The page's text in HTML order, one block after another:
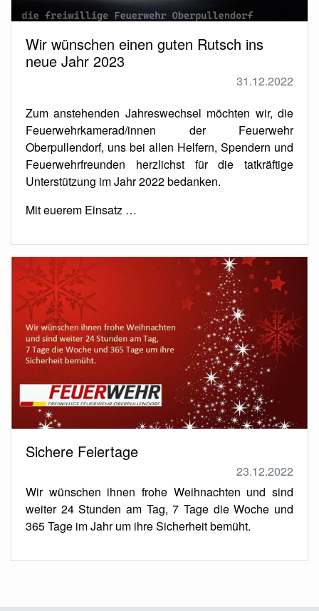
Wir wünschen einen guten Rutsch ins
neue Jahr 2023
31.12.2022
Zum anstehenden Jahreswechsel möchten wir, die
Feuerwehrkamerad/innen der Feuerwehr
Oberpullendorf, uns bei allen Helfern, Spendern und
Feuerwehrfreunden herzlichst für die tatkräftige
Unterstützung im Jahr 2022 bedanken.
Mit euerem Einsatz …
Sichere Feiertage
23.12.2022
Wir wünschen ihnen frohe Weihnachten und sind
weiter 24 Stunden am Tag, 7 Tage die Woche und
365 Tage im Jahr um ihre Sicherheit bemüht.